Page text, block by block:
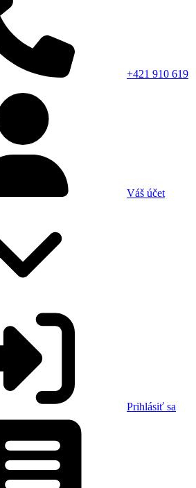
+421 910 619
Váš účet
Prihlásiť sa